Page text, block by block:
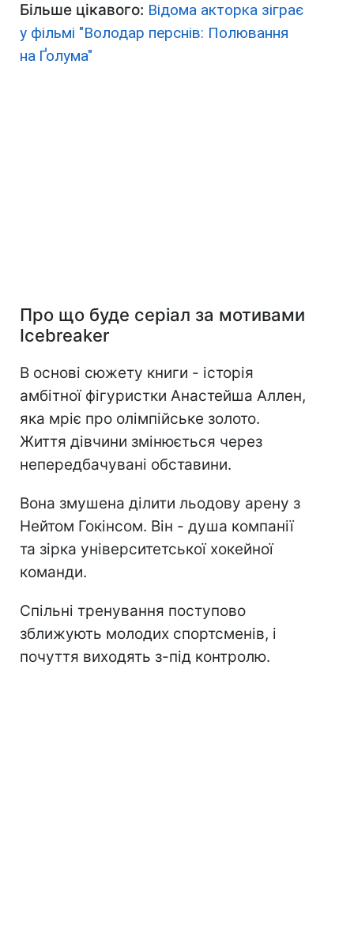
Більше цікавого: Відома акторка зіграє
у фільмі "Володар перснів: Полювання
на Ґолума"
Про що буде серіал за мотивами
Icebreaker
В основі сюжету книги - історія
амбітної фігуристки Анастейша Аллен,
яка мріє про олімпійське золото.
Життя дівчини змінюється через
непередбачувані обставини.
Вона змушена ділити льодову арену з
Нейтом Гокінсом. Він - душа компанії
та зірка університетської хокейної
команди.
Спільні тренування поступово
зближують молодих спортсменів, і
почуття виходять з-під контролю.